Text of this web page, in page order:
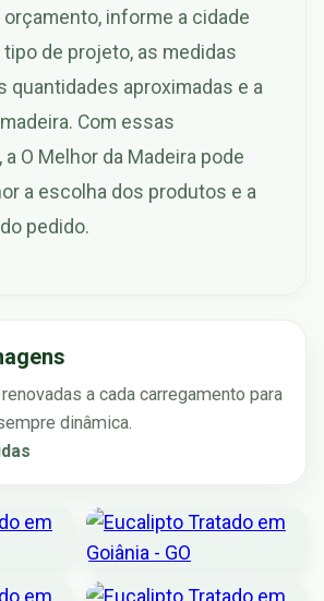
informe a cidade
tipo de projeto, as medidas
quantidades aproximadas e a
Com essas
O Melhor da Madeira pode
a escolha dos produtos e a
pedido.
a cada carregamento para
dinâmica.